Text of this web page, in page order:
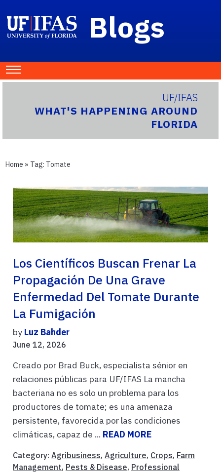
Blogs
UF/IFAS
WHAT'S HAPPENING AROUND
FLORIDA
Home » Tag: Tomate
Los Científicos Buscan Frenar La
Propagación De Una Grave
Enfermedad Del Tomate Durante
La Fumigación
by Luz Bahder
June 12, 2026
Creado por Brad Buck, especialista sénior en
relaciones públicas para UF/IFAS La mancha
bacteriana no es solo un problema para los
productores de tomate; es una amenaza
persistente, favorecida por las condiciones
climáticas, capaz de ... READ MORE
Category: Agribusiness, Agriculture, Crops, Farm
Management, Pests & Disease, Professional